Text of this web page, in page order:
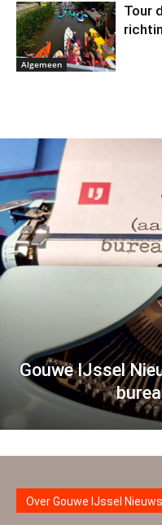
Algemeen
Tour
Gouwe IJssel
Over Gouwe IJssel Nieuws